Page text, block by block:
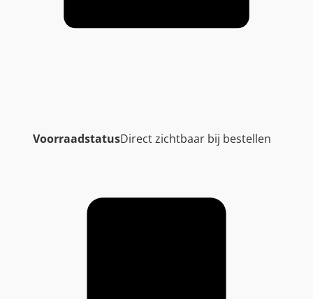
VoorraadstatusDirect zichtbaar bij bestellen